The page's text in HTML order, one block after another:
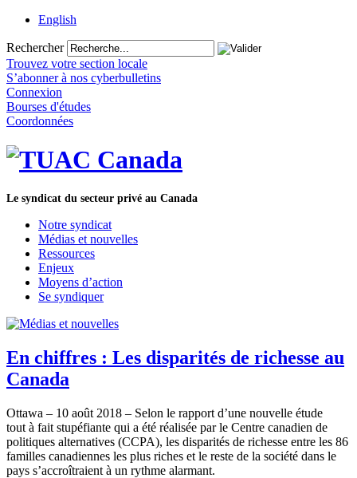
English
Rechercher
Trouvez votre section locale
S’abonner à nos cyberbulletins
Connexion
Bourses d'études
Coordonnées
Le syndicat du secteur privé au Canada
Notre syndicat
Médias et nouvelles
Ressources
Enjeux
Moyens d’action
Se syndiquer
En chiffres : Les disparités de richesse au
Canada
Ottawa – 10 août 2018 – Selon le rapport d’une nouvelle étude
tout à fait stupéfiante qui a été réalisée par le Centre canadien de
politiques alternatives (CCPA), les disparités de richesse entre les 86
familles canadiennes les plus riches et le reste de la société dans le
pays s’accroîtraient à un rythme alarmant.